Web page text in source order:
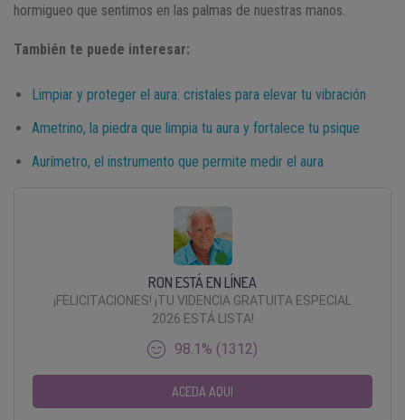
hormigueo que sentimos en las palmas de nuestras manos.
También te puede interesar:
Limpiar y proteger el aura: cristales para elevar tu vibración
Ametrino, la piedra que limpia tu aura y fortalece tu psique
Aurímetro, el instrumento que permite medir el aura
RON ESTÁ EN LÍNEA
¡FELICITACIONES! ¡TU VIDENCIA GRATUITA ESPECIAL
2026 ESTÁ LISTA!
98.1% (1312)
ACEDA AQUI